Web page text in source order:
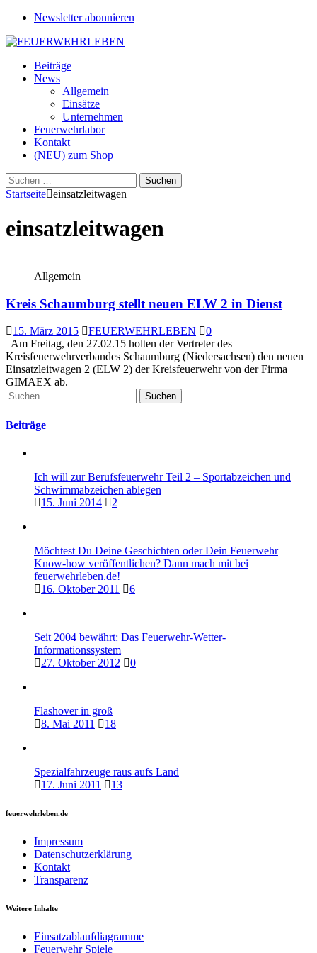
Newsletter abonnieren
Beiträge
News
Allgemein
Einsätze
Unternehmen
Feuerwehrlabor
Kontakt
(NEU) zum Shop
Suchen
nach:
Startseite einsatzleitwagen
einsatzleitwagen
Allgemein
Kreis Schaumburg stellt neuen ELW 2 in Dienst
15. März 2015 FEUERWEHRLEBEN
0
Am Freitag, den 27.02.15 holten der Vertreter des
Kreisfeuerwehrverbandes Schaumburg (Niedersachsen) den neuen
Einsatzleitwagen 2 (ELW 2) der Kreisfeuerwehr von der Firma
GIMAEX ab.
Suchen
nach:
Beiträge
Ich will zur Berufsfeuerwehr Teil 2 – Sportabzeichen und
Schwimmabzeichen ablegen
15. Juni 2014
2
Möchtest Du Deine Geschichten oder Dein Feuerwehr
Know-how veröffentlichen? Dann mach mit bei
feuerwehrleben.de!
16. Oktober 2011
6
Seit 2004 bewährt: Das Feuerwehr-Wetter-
Informationssystem
27. Oktober 2012
0
Flashover in groß
8. Mai 2011
18
Spezialfahrzeuge raus aufs Land
17. Juni 2011
13
feuerwehrleben.de
Impressum
Datenschutzerklärung
Kontakt
Transparenz
Weitere Inhalte
Einsatzablaufdiagramme
Feuerwehr Spiele